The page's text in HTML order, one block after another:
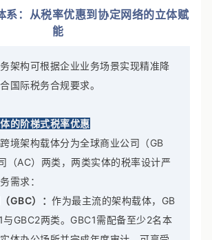
系：从税率优惠到协定网络的立体赋
能
架构可根据企业业务场景实现精准降
国际税务合规要求。
的阶梯式税率优惠
境架构载体分为全球商业公司（GB
（AC）两类，两类实体的税率设计严
需求：
GBC）： 作为最主流的架构载体，GB
与GBC2两类。GBC1需配备至少2名本